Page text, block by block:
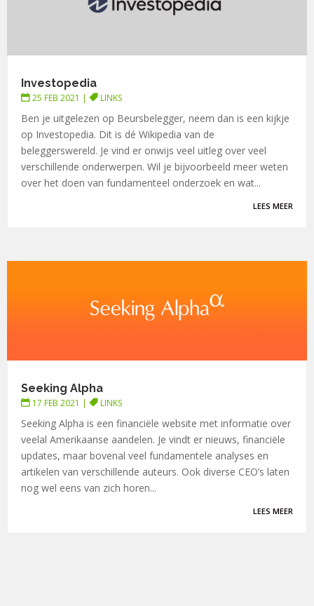
Investopedia
25 FEB 2021 | LINKS
Ben je uitgelezen op Beursbelegger, neem dan is een kijkje
op Investopedia. Dit is dé Wikipedia van de
beleggerswereld. Je vind er onwijs veel uitleg over veel
verschillende onderwerpen. Wil je bijvoorbeeld meer weten
over het doen van fundamenteel onderzoek en wat...
LEES MEER
Seeking Alpha
17 FEB 2021 | LINKS
Seeking Alpha is een financiële website met informatie over
veelal Amerikaanse aandelen. Je vindt er nieuws, financiële
updates, maar bovenal veel fundamentele analyses en
artikelen van verschillende auteurs. Ook diverse CEO’s laten
nog wel eens van zich horen...
LEES MEER